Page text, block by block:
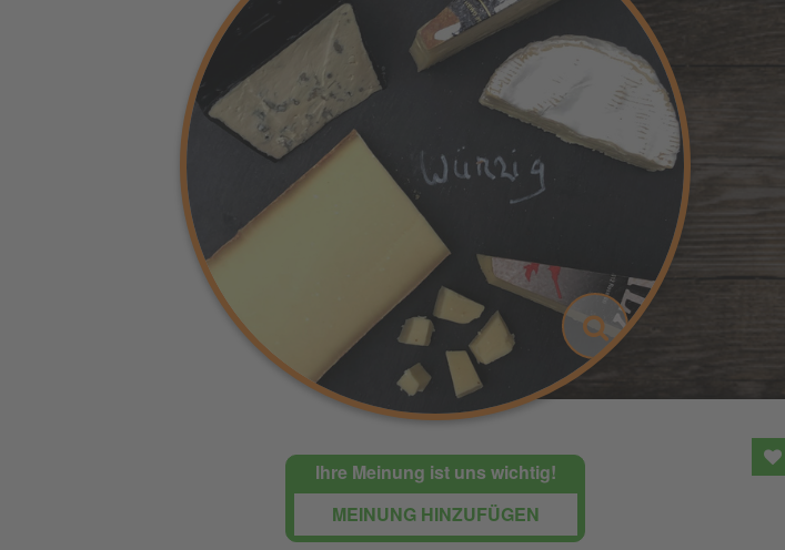
Ihre Meinung ist uns wichtig!
MEINUNG HINZUFÜGEN